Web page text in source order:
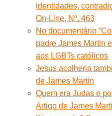
identidades,
On-Line, Nº. 463
No documentário
padre James Martin
aos LGBTs católicos
Jesus acolheria
de James Martin
Quem era Judas e
Artigo de James